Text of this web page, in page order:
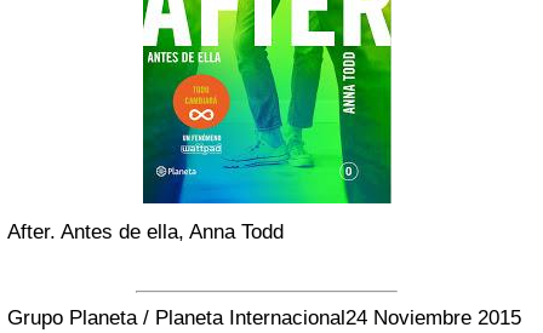
After. Antes de ella, Anna Todd
Grupo Planeta / Planeta Internacional24 Noviembre 2015